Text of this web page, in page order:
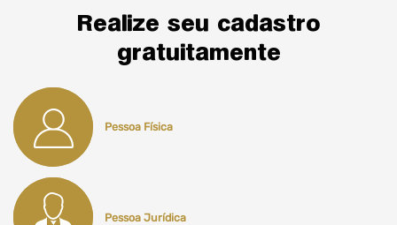
Realize seu cadastro
gratuitamente
Pessoa Física
Pessoa Jurídica